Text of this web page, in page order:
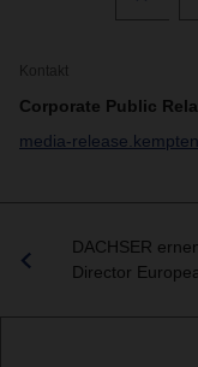
Kontakt
Corporate Public
media-
DACHSER
Director